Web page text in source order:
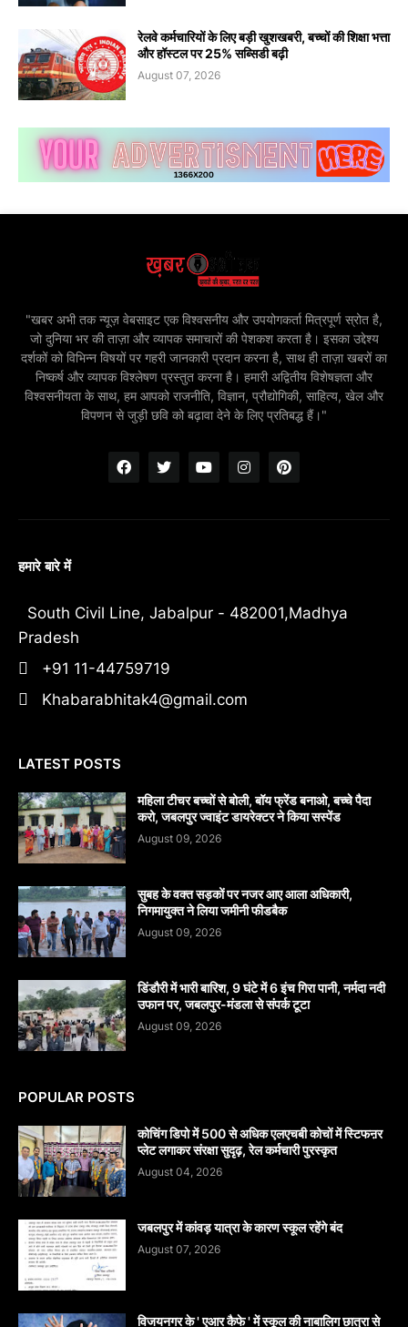
रेलवे कर्मचारियों के लिए बड़ी खुशखबरी, बच्चों की शिक्षा भत्ता
और हॉस्टल पर 25% सब्सिडी बढ़ी
August 07, 2026
"खबर अभी तक न्यूज़ वेबसाइट एक विश्वसनीय और उपयोगकर्ता मित्रपूर्ण स्रोत है,
जो दुनिया भर की ताज़ा और व्यापक समाचारों की पेशकश करता है। इसका उद्देश्य
दर्शकों को विभिन्न विषयों पर गहरी जानकारी प्रदान करना है, साथ ही ताज़ा खबरों का
निष्कर्ष और व्यापक विश्लेषण प्रस्तुत करना है। हमारी अद्वितीय विशेषज्ञता और
विश्वसनीयता के साथ, हम आपको राजनीति, विज्ञान, प्रौद्योगिकी, साहित्य, खेल और
विपणन से जुड़ी छवि को बढ़ावा देने के लिए प्रतिबद्ध हैं।"
हमारे बारे में
South Civil Line, Jabalpur - 482001,Madhya
Pradesh
+91 11-44759719
Khabarabhitak4@gmail.com
LATEST POSTS
महिला टीचर बच्चों से बोली, बॉय फ्रेंड बनाओ, बच्चे पैदा
करो, जबलपुर ज्वाइंट डायरेक्टर ने किया सस्पेंड
August 09, 2026
सुबह के वक्त सड़कों पर नजर आए आला अधिकारी,
निगमायुक्त ने लिया जमीनी फीडबैक
August 09, 2026
डिंडौरी में भारी बारिश, 9 घंटे में 6 इंच गिरा पानी, नर्मदा नदी
उफान पर, जबलपुर-मंडला से संपर्क टूटा
August 09, 2026
POPULAR POSTS
कोचिंग डिपो में 500 से अधिक एलएचबी कोचों में स्टिफऩर
प्लेट लगाकर संरक्षा सुदृढ़, रेल कर्मचारी पुरस्कृत
August 04, 2026
जबलपुर में कांवड़ यात्रा के कारण स्कूल रहेंगे बंद
August 07, 2026
विजयनगर के ' एआर कैफे ' में स्कूल की नाबालिग छात्रा से